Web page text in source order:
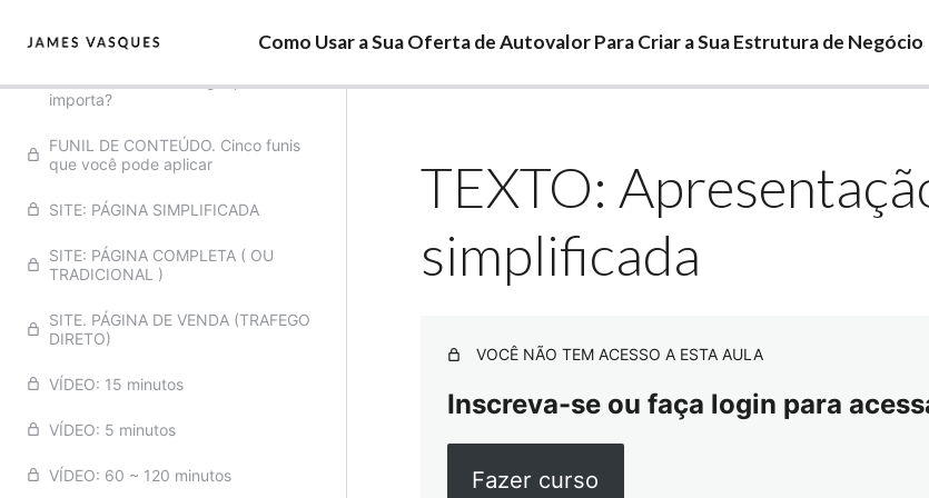
Como Usar a Sua Oferta de Autovalor Para Criar a Sua Estrutura de Negócio
SÍMBOLOS. Ter um logotipo
importa?
FUNIL DE CONTEÚDO. Cinco funis
que você pode aplicar
SITE: PÁGINA SIMPLIFICADA
SITE: PÁGINA COMPLETA ( OU
TRADICIONAL )
SITE. PÁGINA DE VENDA (TRAFEGO
DIRETO)
VÍDEO: 15 minutos
VÍDEO: 5 minutos
VÍDEO: 60 ~ 120 minutos
TEXTO:
simplificada
VOCÊ NÃO TEM ACESSO A ESTA AULA
Inscreva-se ou faça login para
Fazer curso